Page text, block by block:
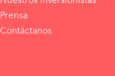
Prensa
Contáctanos